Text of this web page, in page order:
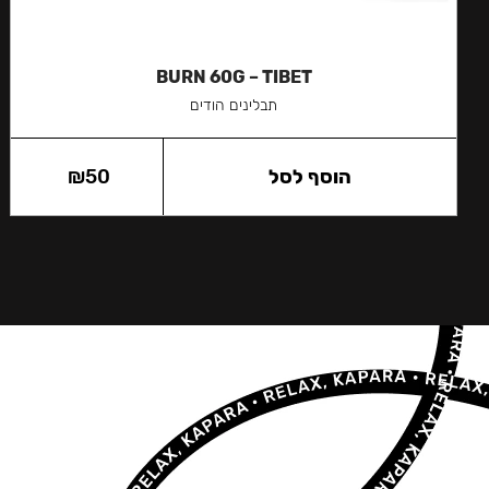
BURN 60G – TIBET
תבלינים הודים
₪50 הוסף לסל